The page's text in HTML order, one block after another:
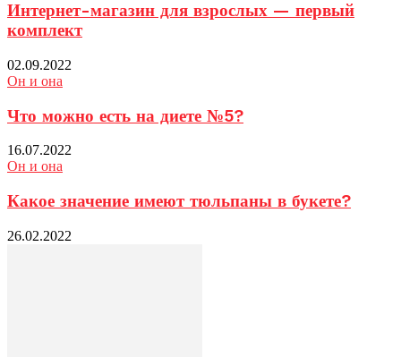
Интернет-магазин для взрослых — первый
комплект
02.09.2022
Он и она
Что можно есть на диете №5?
16.07.2022
Он и она
Какое значение имеют тюльпаны в букете?
26.02.2022